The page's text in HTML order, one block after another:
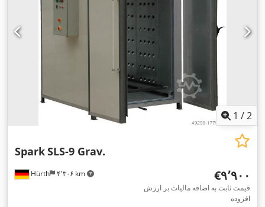
1 /2
Hürth ۴٬۳۰۶ km
SparkSLS-9 Grav.
‎€۹٬۹۰۰
قیمت ثابت به اضافه مالیات بر ارزش
افزوده